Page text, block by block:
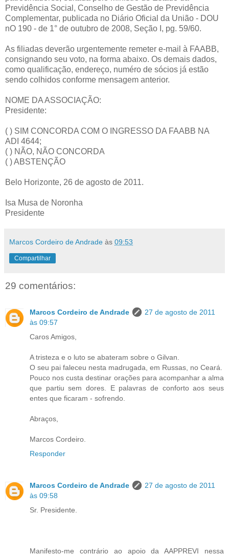
Previdência Social, Conselho de Gestão de Previdência
Complementar, publicada no Diário Oficial da União - DOU
nO 190 - de 1° de outubro de 2008, Seção I, pg. 59/60.
As filiadas deverão urgentemente remeter e-mail à FAABB,
consignando seu voto, na forma abaixo. Os demais dados,
como qualificação, endereço, numéro de sócios já estão
sendo colhidos conforme mensagem anterior.
NOME DA ASSOCIAÇÃO:
Presidente:
( ) SIM CONCORDA COM O INGRESSO DA FAABB NA
ADI 4644;
( ) NÃO, NÃO CONCORDA
( ) ABSTENÇÃO
Belo Horizonte, 26 de agosto de 2011.
Isa Musa de Noronha
Presidente
Marcos Cordeiro de Andrade às 09:53
Compartilhar
29 comentários:
Marcos Cordeiro de Andrade
27 de agosto de 2011
às 09:57
Caros Amigos,
A tristeza e o luto se abateram sobre o Gilvan.
O seu pai faleceu nesta madrugada, em Russas, no Ceará.
Pouco nos custa destinar orações para acompanhar a alma
que partiu sem dores. E palavras de conforto aos seus
entes que ficaram - sofrendo.
Abraços,
Marcos Cordeiro.
Responder
Marcos Cordeiro de Andrade
27 de agosto de 2011
às 09:58
Sr. Presidente.
Manifesto-me contrário ao apoio da AAPPREVI nessa